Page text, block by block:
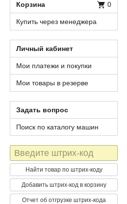
Корзина 0
Купить через менеджера
Личный кабинет
Мои платежи и покупки
Мои товары в резерве
Задать вопрос
Поиск по каталогу машин
Штрих-
код
Найти товар по штрих-коду
Добавить штрих-код в корзину
Отчет об отгрузке штрих-кода